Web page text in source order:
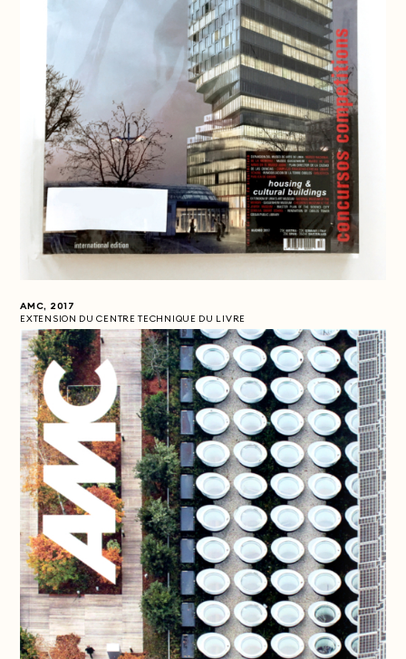
AMC, 2017
EXTENSION DU CENTRE TECHNIQUE DU LIVRE